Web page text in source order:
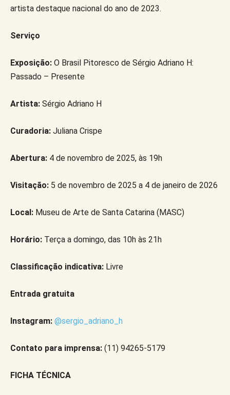
artista destaque nacional do ano de 2023.
Serviço
Exposição: O Brasil Pitoresco de Sérgio Adriano H:
Passado – Presente
Artista: Sérgio Adriano H
Curadoria: Juliana Crispe
Abertura: 4 de novembro de 2025, às 19h
Visitação: 5 de novembro de 2025 a 4 de janeiro de 2026
Local: Museu de Arte de Santa Catarina (MASC)
Horário: Terça a domingo, das 10h às 21h
Classificação indicativa: Livre
Entrada gratuita
Instagram: @sergio_adriano_h
Contato para imprensa: (11) 94265-5179
FICHA TÉCNICA